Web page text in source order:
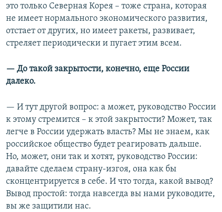
это только Северная Корея – тоже страна, которая
не имеет нормального экономического развития,
отстает от других, но имеет ракеты, развивает,
стреляет периодически и пугает этим всем.
— До такой закрытости, конечно, еще России
далеко.
— И тут другой вопрос: а может, руководство России
к этому стремится – к этой закрытости? Может, так
легче в России удержать власть? Мы не знаем, как
российское общество будет реагировать дальше.
Но, может, они так и хотят, руководство России:
давайте сделаем страну-изгоя, она как бы
сконцентрируется в себе. И что тогда, какой вывод?
Вывод простой: тогда навсегда вы нами руководите,
вы же защитили нас.